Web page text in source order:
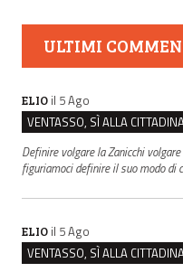
ULTIMI
ELIO il 5 Ago
Definire volgare la Zanicchi
figuriamoci definire il suo modo di
ELIO il 5 Ago